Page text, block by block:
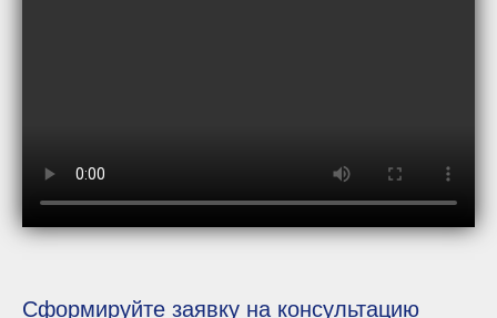
Сформируйте заявку на консультацию